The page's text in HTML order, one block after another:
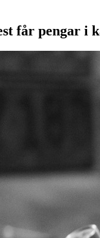
får pengar i